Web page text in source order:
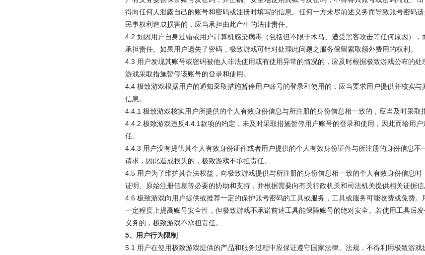
得向任何人泄露自己的账号和密码或注册时填写的信息。任何一方未尽前述义务而导致账号密码
民事权利造成损害的，应当承担由此产生的法律责任。
4.2 如因用户自身过错或用户计算机感染病毒（包括但不限于木马、遭受黑客攻击等任何原因）
承担责任。如果用户遗失了密码，极致游戏可针对处理此问题之服务保留索取额外费用的权利。
4.3 用户发现其账号或密码被他人非法使用或有使用异常的情况的，应及时根据极致游戏公布的
游戏采取措施暂停该账号的登录和使用。
4.4 极致游戏根据用户的通知采取措施暂停用户账号的登录和使用的，应当要求用户提供并核实
信息。
4.4.1 极致游戏核实用户所提供的个人有效身份信息与所注册的身份信息相一致的，应当及时采取
4.4.2 极致游戏违反4.4.1款项的约定，未及时采取措施暂停用户账号的登录和使用，因此而给用
任。
4.4.3 用户没有提供其个人有效身份证件或者用户提供的个人有效身份证件与所注册的身份信息不
请求，因此造成损失的，极致游戏不承担责任。
4.5 用户为了维护其合法权益，向极致游戏提供与所注册的身份信息相一致的个人有效身份信息
证明、原始注册信息等必要的协助和支持，并根据需要向有关行政机关和司法机关提供相关证据信
4.6 极致游戏向用户提供或推荐一定的保护账号密码的工具或服务，工具或服务可能收费或免费
一定程度上提高账号安全性，但极致游戏不承诺前述工具能保障账号的绝对安全。若使用工具后
义务的，极致游戏不承担责任。
5、用户行为限制
5.1 用户在使用极致游戏提供的产品和服务过程中应保证遵守国家法律、法规，不得利用极致游